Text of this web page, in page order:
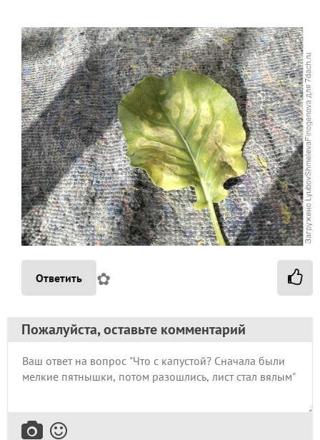
Ответить ✿
Пожалуйста, оставьте комментарий